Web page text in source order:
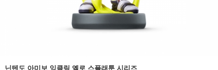
닌텐도 아미보 잉클링 옐로 스플래툰 시리즈